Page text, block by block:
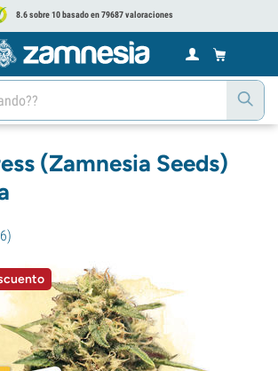
8.6 sobre 10 basado en 79687 valoraciones
(Zamnesia Seeds)
)